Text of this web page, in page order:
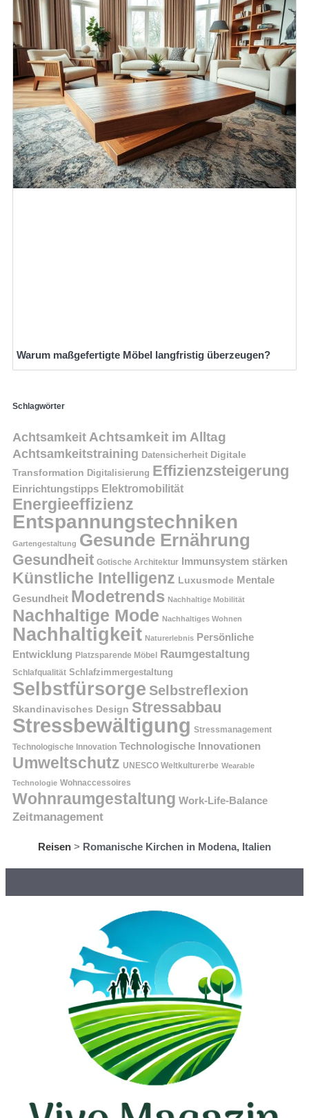
Warum maßgefertigte Möbel langfristig überzeugen?
Schlagwörter
Achtsamkeit Achtsamkeit im Alltag
Achtsamkeitstraining Datensicherheit Digitale
Transformation Digitalisierung Effizienzsteigerung
Einrichtungstipps Elektromobilität
Energieeffizienz
Entspannungstechniken
Gartengestaltung Gesunde Ernährung
Gesundheit Gotische Architektur Immunsystem stärken
Künstliche Intelligenz Luxusmode Mentale
Gesundheit Modetrends Nachhaltige Mobilität
Nachhaltige Mode Nachhaltiges Wohnen
Nachhaltigkeit Naturerlebnis Persönliche
Entwicklung Platzsparende Möbel Raumgestaltung
Schlafqualität Schlafzimmergestaltung
Selbstfürsorge Selbstreflexion
Skandinavisches Design Stressabbau
Stressbewältigung Stressmanagement
Technologische Innovation Technologische Innovationen
Umweltschutz UNESCO Weltkulturerbe Wearable
Technologie Wohnaccessoires
Wohnraumgestaltung Work-Life-Balance
Zeitmanagement
Reisen > Romanische Kirchen in Modena, Italien